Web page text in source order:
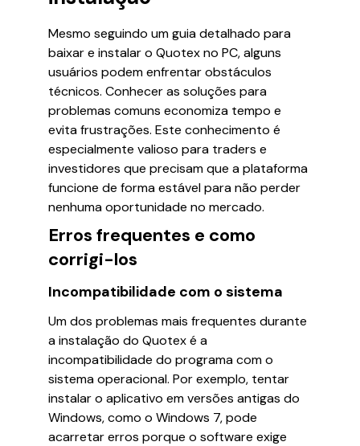
Mesmo seguindo um guia detalhado para
baixar e instalar o Quotex no PC, alguns
usuários podem enfrentar obstáculos
técnicos. Conhecer as soluções para
problemas comuns economiza tempo e
evita frustrações. Este conhecimento é
especialmente valioso para traders e
investidores que precisam que a plataforma
funcione de forma estável para não perder
nenhuma oportunidade no mercado.
Erros frequentes e como
corrigi-los
Incompatibilidade com o sistema
Um dos problemas mais frequentes durante
a instalação do Quotex é a
incompatibilidade do programa com o
sistema operacional. Por exemplo, tentar
instalar o aplicativo em versões antigas do
Windows, como o Windows 7, pode
acarretar erros porque o software exige